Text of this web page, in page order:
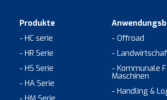
Produkte
- HC serie
- HR Serie
- HS Serie
- HA Serie
- Offroad
-
- Kommunale
Maschinen
- Handling &